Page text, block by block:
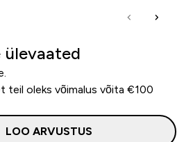
ülevaated
teil oleks võimalus võita €100
LOO ARVUSTUS